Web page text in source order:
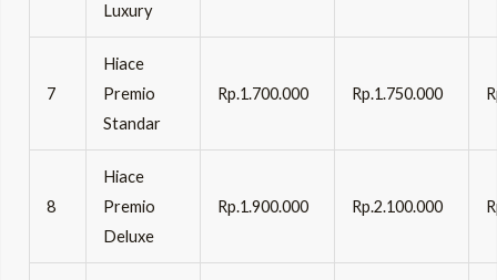
Luxury
7
Hiace
Premio
Standar
Rp.1.700.000 Rp.1.750.000
8
Hiace
Premio
Deluxe
Rp.1.900.000 Rp.2.100.000